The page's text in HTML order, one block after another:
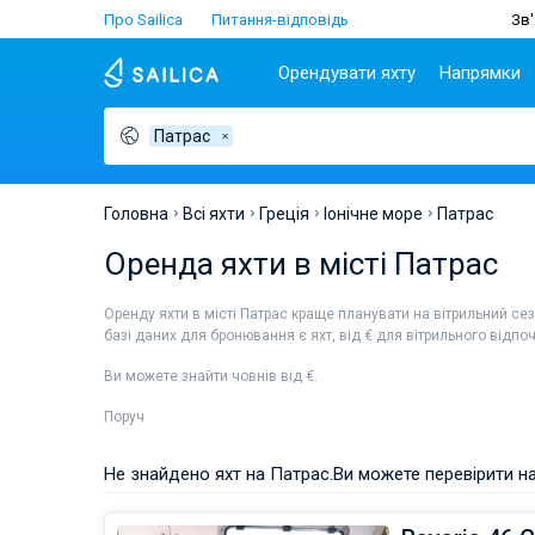
Про Sailica Питання-відповідь
Орендувати яхту
Греція
Туреччина
Франція
Британські Віргінські
Багами
Напрямки
Дубровник
Біоград
Лефкада
Корфу
Патрас
Головна Всі яхти Греція Іонічне море Патрас
Оренда яхти в місті Патрас
Оренду яхти в місті Патрас краще планувати на вітрильний
базі даних для бронювання є яхт, від € для вітрильного
Ви можете знайти човнів від €.
Поруч
Не знайдено яхт на Патрас.Ви можете перевірити